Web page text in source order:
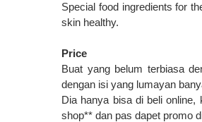
Special food ingredients for
skin healthy.
Price
Buat yang belum terbiasa
dengan isi yang lumayan
Dia hanya bisa di beli online,
shop** dan pas dapet promo